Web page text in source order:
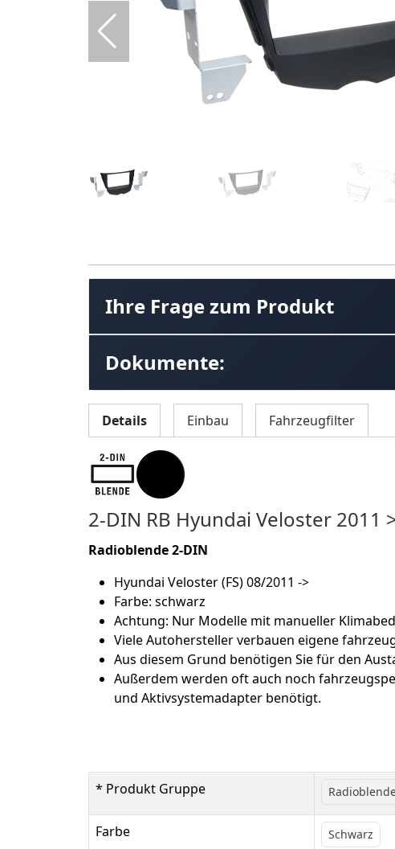
Ihre Frage zum Produkt
Dokumente:
Details Einbau Fahrzeugfilter
2-DIN RB Hyundai Veloster 2011
Radioblende 2-DIN
Hyundai Veloster (FS) 08/2011 ->
Farbe: schwarz
Achtung: Nur Modelle mit manueller
Viele Autohersteller verbauen eigene
Aus diesem Grund benötigen Sie für den
Außerdem werden oft auch noch
und Aktivsystemadapter benötigt.
* Produkt Gruppe
Farbe Schwarz